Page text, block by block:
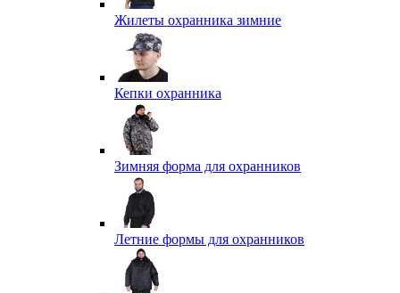
Жилеты охранника зимние
Кепки охранника
Зимняя форма для охранников
Летние формы для охранников